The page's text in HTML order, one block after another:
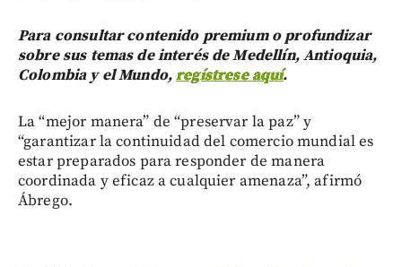
Para consultar contenido premium o profundizar
sobre sus temas de interés de Medellín, Antioquia,
Colombia y el Mundo,regístrese aquí.
La “mejor manera” de “preservar la paz” y
“garantizar la continuidad del comercio mundial es
estar preparados para responder de manera
coordinada y eficaz a cualquier amenaza”, afirmó
Ábrego.